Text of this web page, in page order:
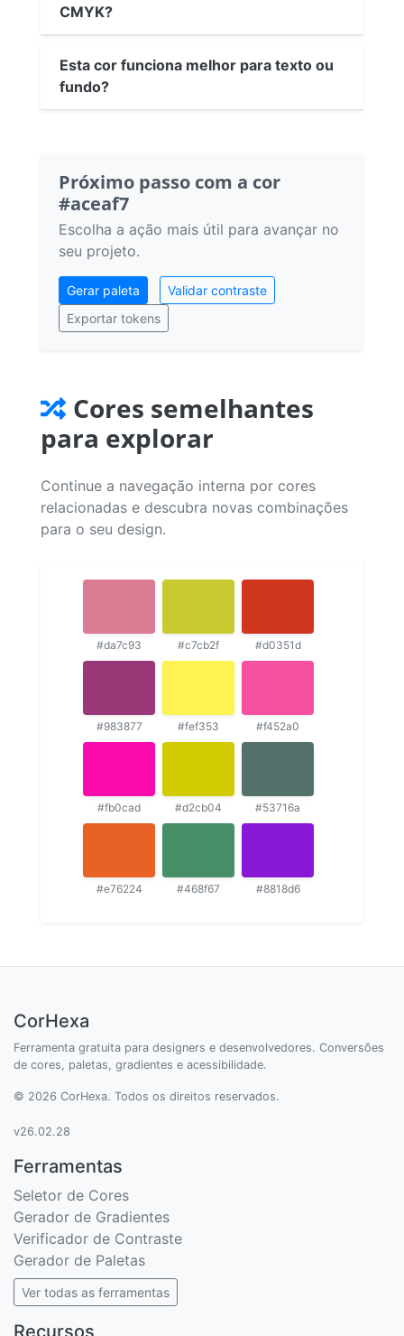
CMYK?
Esta cor funciona melhor para texto ou
fundo?
Próximo passo com a cor
#aceaf7
Escolha a ação mais útil para avançar no
seu projeto.
Gerar paleta
Validar contraste
Exportar tokens
Cores semelhantes
para explorar
Continue a navegação interna por cores
relacionadas e descubra novas combinações
para o seu design.
#da7c93 #c7cb2f #d0351d
#983877 #fef353 #f452a0
#fb0cad #d2cb04 #53716a
#e76224 #468f67 #8818d6
CorHexa
Ferramenta gratuita para designers e desenvolvedores. Conversões
de cores, paletas, gradientes e acessibilidade.
© 2026 CorHexa. Todos os direitos reservados.
v26.02.28
Ferramentas
Seletor de Cores
Gerador de Gradientes
Verificador de Contraste
Gerador de Paletas
Ver todas as ferramentas
Recursos